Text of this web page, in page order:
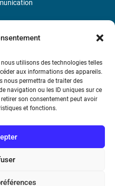
utilisons des technologies telles
aux informations des appareils.
nous permettra de traiter des
navigation ou les ID uniques sur ce
son consentement peut avoir
et fonctions.
d’André-
Iéna » Ligne 9
APE : 9412Z TVA intra-
232